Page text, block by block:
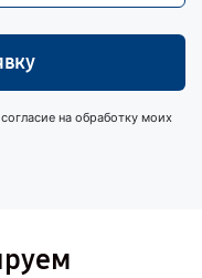
на обработку моих